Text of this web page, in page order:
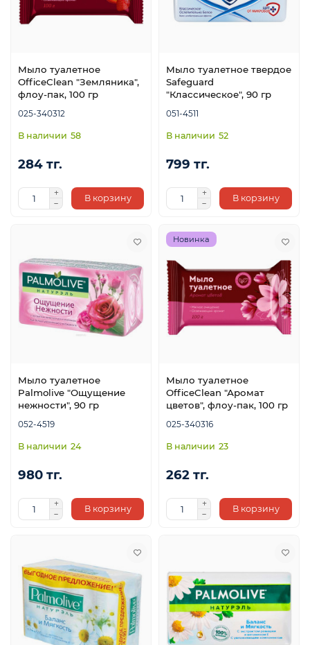
Мыло туалетное
OfficeClean "Земляника",
флоу-пак, 100 гр
025-340312
58
284 тг.
В корзину
Мыло туалетное твердое
Safeguard
"Классическое", 90 гр
051-4511
52
799 тг.
В корзину
Мыло туалетное
Palmolive "Ощущение
нежности", 90 гр
052-4519
24
980 тг.
В корзину
Новинка
Мыло туалетное
OfficeClean "Аромат
цветов", флоу-пак, 100 гр
025-340316
23
262 тг.
В корзину